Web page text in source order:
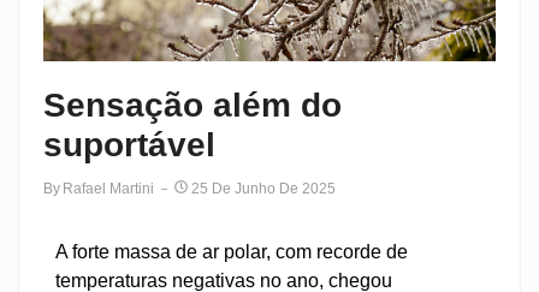
Sensação além do
suportável
By Rafael Martini 25 De Junho De 2025
A forte massa de ar polar, com recorde de
temperaturas negativas no ano, chegou